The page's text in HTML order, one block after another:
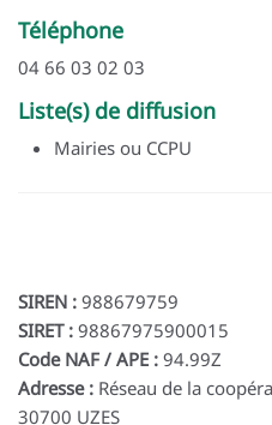
Téléphone
04 66 03 02 03
Liste(s) de diffusion
Mairies ou CCPU
SIREN : 988679759
SIRET : 98867975900015
Code NAF / APE : 94.99Z
Adresse : Réseau de la
30700 UZES